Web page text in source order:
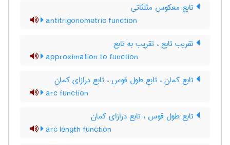
تابع معکوس مثلثاتی
antitrigonometric function
تقریب تابع ، تقریب به تابع
approximation to function
تابع کمان ، تابع طول قوس ، تابع درازای کمان
arc function
تابع طول قوس ، تابع درازای کمان
arc length function